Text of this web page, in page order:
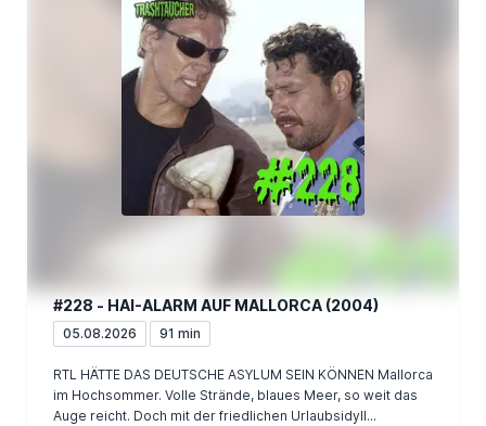
#228 - HAI-ALARM AUF MALLORCA (2004)
05.08.2026 91 min
RTL HÄTTE DAS DEUTSCHE ASYLUM SEIN KÖNNEN Mallorca
im Hochsommer. Volle Strände, blaues Meer, so weit das
Auge reicht. Doch mit der friedlichen Urlaubsidyll...